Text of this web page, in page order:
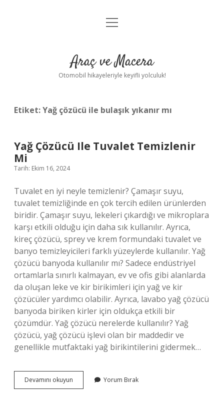
Anasayfa
Yasal Uyarı
menüyü
Araç ve Macera
Otomobil hikayeleriyle keyifli yolculuk!
Etiket:Yağ çözücü ile bulaşık yıkanır mı
Yağ Çözücü Ile Tuvalet Temizlenir
Mi
Tarih: Ekim 16, 2024
Tuvalet en iyi neyle temizlenir? Çamaşır suyu,
tuvalet temizliğinde en çok tercih edilen ürünlerden
biridir. Çamaşır suyu, lekeleri çıkardığı ve mikroplara
karşı etkili olduğu için daha sık kullanılır. Ayrıca,
kireç çözücü, sprey ve krem ​​formundaki tuvalet ve
banyo temizleyicileri farklı yüzeylerde kullanılır. Yağ
çözücü banyoda kullanılır mı? Sadece endüstriyel
ortamlarla sınırlı kalmayan, ev ve ofis gibi alanlarda
da oluşan leke ve kir birikimleri için yağ ve kir
çözücüler yardımcı olabilir. Ayrıca, lavabo yağ çözücü
banyoda biriken kirler için oldukça etkili bir
çözümdür. Yağ çözücü nerelerde kullanılır? Yağ
çözücü, yağ çözücü işlevi olan bir maddedir ve
genellikle mutfaktaki yağ birikintilerini gidermek…
Devamını okuyun
Çözücü
Yorum Bırak